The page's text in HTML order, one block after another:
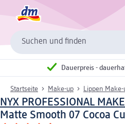
Suchen und finden
Dauerpreis -
Startseite Make-up Lippen Make-
NYX PROFESSIONAL
Matte Smooth 07 Cocoa